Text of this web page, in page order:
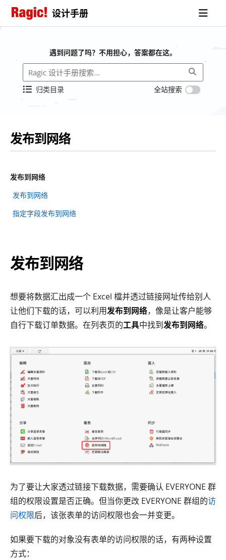
设计手册
遇到问题了吗？不用担心，答案都在这。
归类目录 全站搜索
发布到网络
发布到网络
发布到网络
指定字段发布到网络
发布到网络
想要将数据汇出成一个 Excel 檔并透过链接网址传给别人
让他们下载的话，可以利用发布到网络，像是让客户能够
自行下载订单数据。在列表页的工具中找到发布到网络。
为了要让大家透过链接下载数据，需要确认 EVERYONE 群
组的权限设置是否正确。但当你更改 EVERYONE 群组的访
问权限后，该张表单的访问权限也会一并变更。
如果要下载的对象没有表单的访问权限的话，有两种设置
方式：